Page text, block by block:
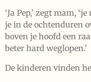
‘Ja Pep,’ zegt mam,
je in de ochtenduren
boven je hoofd een
beter hard weglopen.’
De kinderen vinden